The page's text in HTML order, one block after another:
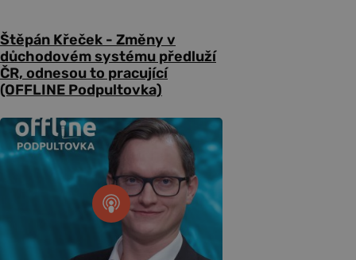
Štěpán Křeček - Změny v
důchodovém systému předluží
ČR, odnesou to pracující
(OFFLINE Podpultovka)